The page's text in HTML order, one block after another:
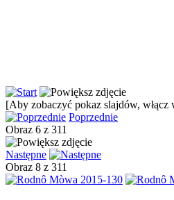
[Aby zobaczyć pokaz slajdów, włącz
Poprzednie
Obraz 6 z 311
Następne
Obraz 8 z 311